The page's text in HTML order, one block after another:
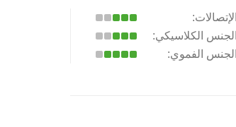
الإتصالات:
الجنس الكلاسيكي:
الجنس الفموي: